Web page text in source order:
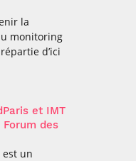
la
monitoring
d’ici
et IMT
des
est un